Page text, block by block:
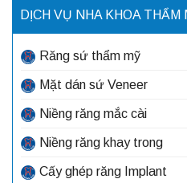
DỊCH VỤ NHA KHOA THẨM
Răng sứ thẩm mỹ
Mặt dán sứ Veneer
Niềng răng mắc cài
Niềng răng khay trong
Cấy ghép răng Implant